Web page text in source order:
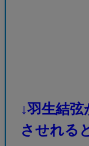
↓羽生結
させれる